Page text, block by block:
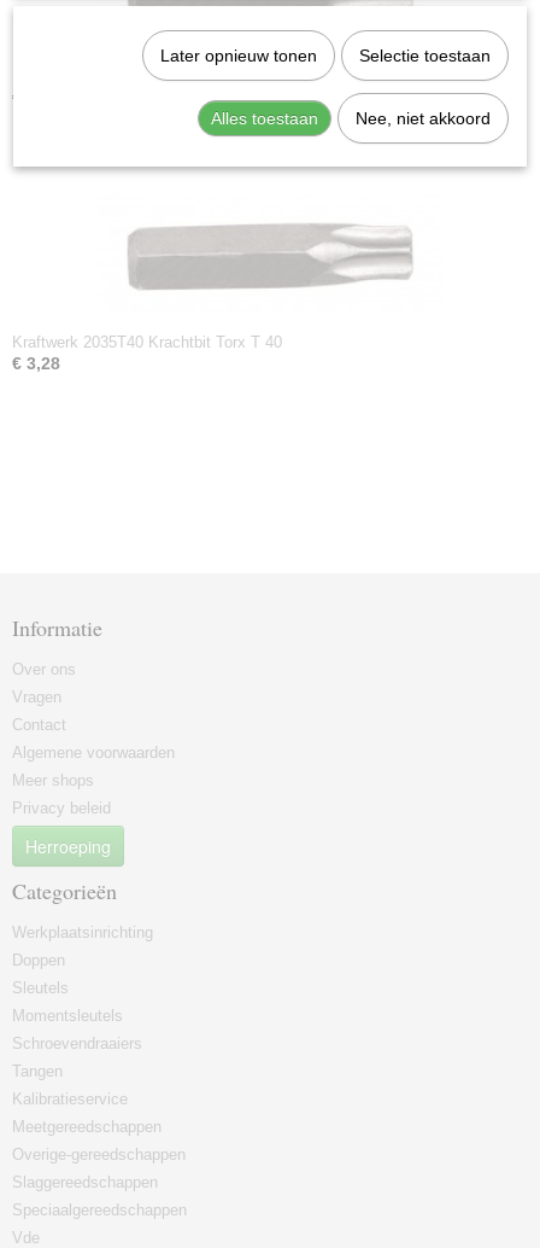
Kraftwerk 2035T45 Krachtbit Torx T 45
€ 3,28
Kraftwerk 2035T40 Krachtbit Torx T 40
€ 3,28
Informatie
Over ons
Vragen
Contact
Algemene voorwaarden
Meer shops
Privacy beleid
Herroeping
Categorieën
Werkplaatsinrichting
Doppen
Sleutels
Momentsleutels
Schroevendraaiers
Tangen
Kalibratieservice
Meetgereedschappen
Overige-gereedschappen
Slaggereedschappen
Speciaalgereedschappen
Vde
Later opnieuw tonen Selectie toestaan
Alles toestaan Nee, niet akkoord